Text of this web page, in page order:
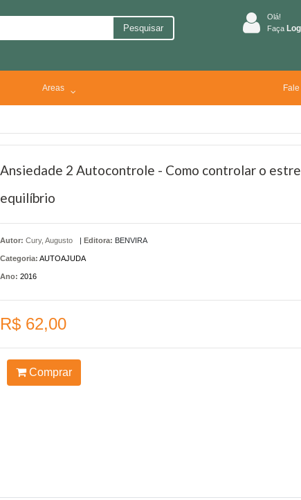
Pesquisar
Olá!
Faça
Areas
Ansiedade 2 Autocontrole - Como controlar o
equilíbrio
Autor: Cury, Augusto | Editora: BENVIRA
Categoria: AUTOAJUDA
Ano: 2016
R$ 62,00
Comprar